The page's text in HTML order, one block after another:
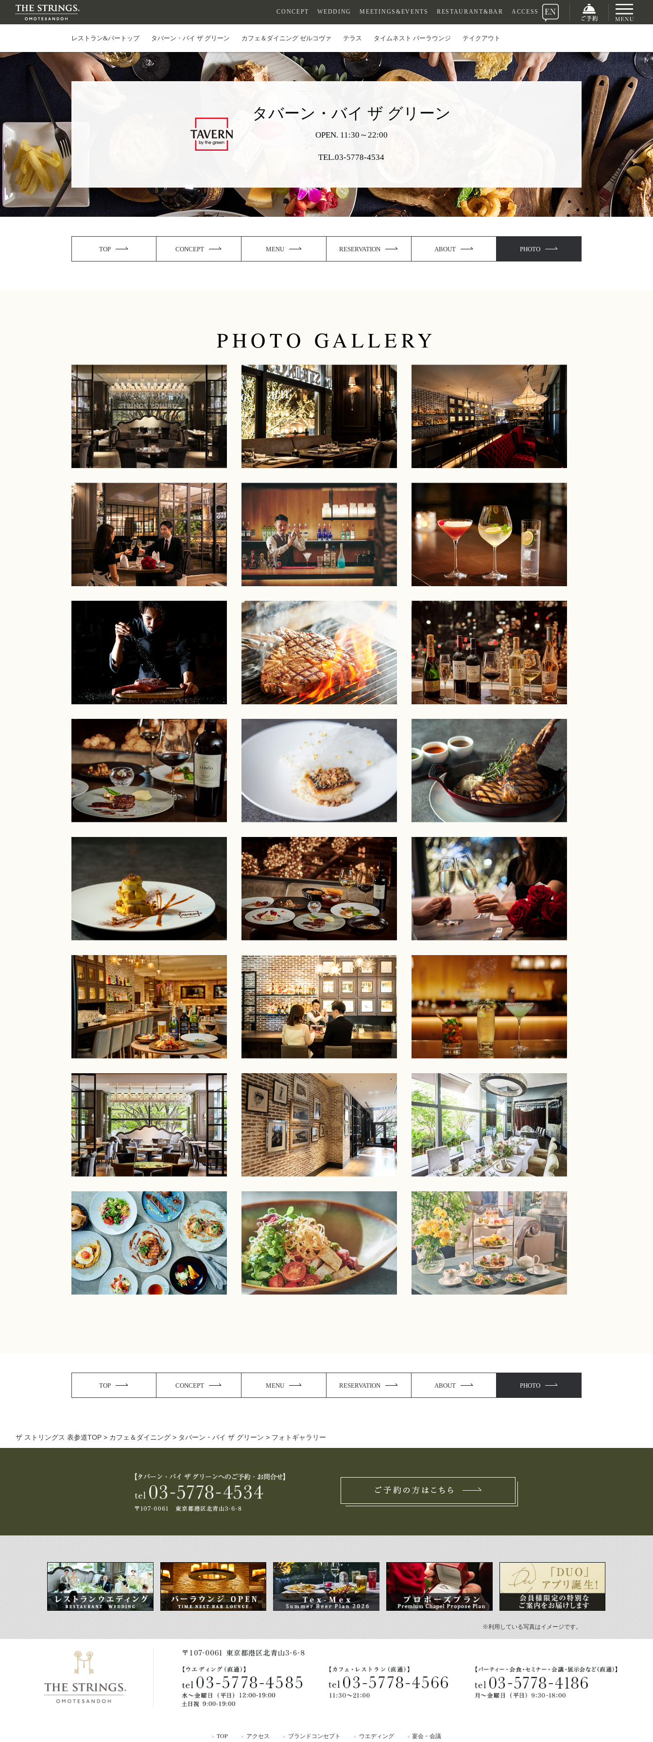
CONCEPT WEDDING MEETINGS&EVENTS RESTAURANT&BAR ACCESS
レストラン&バートップ タバーン・バイ ザ グリーン カフェ＆ダイニング ゼルコヴァ テラス タイムネスト バーラウンジ テイクアウト
タバーン・バイ ザ グリーン
OPEN. 11:30～22:00
TEL.03-5778-4534
TOP CONCEPT MENU RESERVATION ABOUT PHOTO
PHOTO GALLERY
TOP CONCEPT MENU RESERVATION ABOUT PHOTO
ザ ストリングス 表参道TOP > カフェ＆ダイニング > タバーン・バイ ザ グリーン > フォトギャラリー
※利用している写真はイメージです。
TOP アクセス ブランドコンセプト ウエディング 宴会・会議